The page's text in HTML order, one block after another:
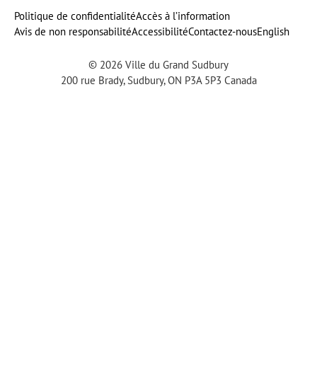
on
Facebook
la a
tab
on on
Instagram
our
YouTube
channel
© 2026 Ville du Grand Sudbury
200 rue Brady, Sudbury, ON P3A 5P3 Canada
Politique de confidentialitéAccès à l’information
Avis de non responsabilitéAccessibilitéContactez-nousEnglish